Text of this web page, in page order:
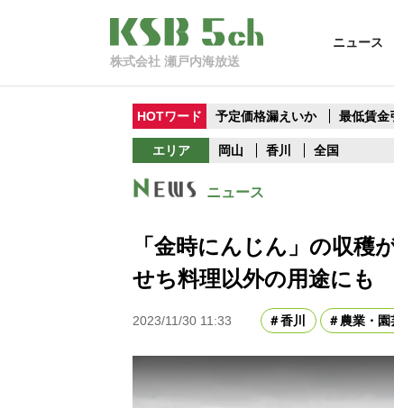
株式会社 瀬戸内海放送
ニュース
HOTワード 予定価格漏えいか 最低賃金
エリア 岡山 香川 全国
ニュース
「金時にんじん」の収
せち料理以外の用途にも
2023/11/30 11:33 香川 農業・園